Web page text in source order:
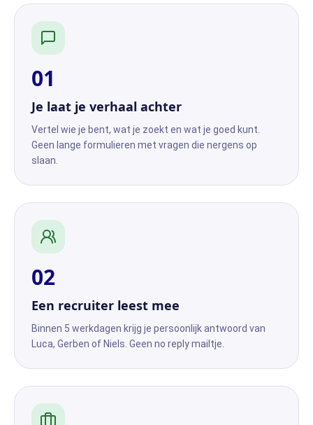
01
Je laat je verhaal achter
Vertel wie je bent, wat je zoekt en wat je goed kunt.
Geen lange formulieren met vragen die nergens op
slaan.
02
Een recruiter leest mee
Binnen 5 werkdagen krijg je persoonlijk antwoord van
Luca, Gerben of Niels. Geen no reply mailtje.